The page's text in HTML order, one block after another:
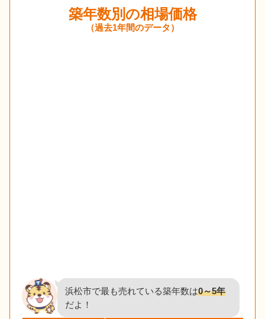
築年数別の相場価格
（過去1年間のデータ）
浜松市で最も売れている築年数は0～5年
だよ！